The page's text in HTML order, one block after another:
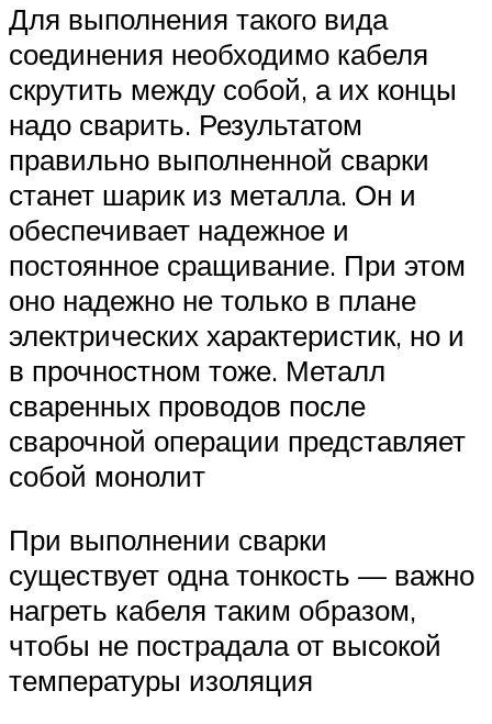
Для выполнения такого вида
соединения необходимо кабеля
скрутить между собой, а их концы
надо сварить. Результатом
правильно выполненной сварки
станет шарик из металла. Он и
обеспечивает надежное и
постоянное сращивание. При этом
оно надежно не только в плане
электрических характеристик, но и
в прочностном тоже. Металл
сваренных проводов после
сварочной операции представляет
собой монолит
При выполнении сварки
существует одна тонкость — важно
нагреть кабеля таким образом,
чтобы не пострадала от высокой
температуры изоляция